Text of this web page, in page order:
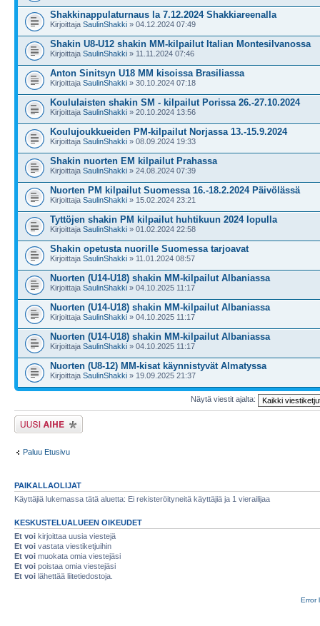
Shakkinappulaturnaus la 7.12.2024 Shakkiareenalla
Kirjoittaja SaulinShakki » 04.12.2024 07:49
Shakin U8-U12 shakin MM-kilpailut Italian Montesilvanossa
Kirjoittaja SaulinShakki » 11.11.2024 07:46
Anton Sinitsyn U18 MM kisoissa Brasiliassa
Kirjoittaja SaulinShakki » 30.10.2024 07:18
Koululaisten shakin SM - kilpailut Porissa 26.-27.10.2024
Kirjoittaja SaulinShakki » 20.10.2024 13:56
Koulujoukkueiden PM-kilpailut Norjassa 13.-15.9.2024
Kirjoittaja SaulinShakki » 08.09.2024 19:33
Shakin nuorten EM kilpailut Prahassa
Kirjoittaja SaulinShakki » 24.08.2024 07:39
Nuorten PM kilpailut Suomessa 16.-18.2.2024 Päivölässä
Kirjoittaja SaulinShakki » 15.02.2024 23:21
Tyttöjen shakin PM kilpailut huhtikuun 2024 lopulla
Kirjoittaja SaulinShakki » 01.02.2024 22:58
Shakin opetusta nuorille Suomessa tarjoavat
Kirjoittaja SaulinShakki » 11.01.2024 08:57
Nuorten (U14-U18) shakin MM-kilpailut Albaniassa
Kirjoittaja SaulinShakki » 04.10.2025 11:17
Nuorten (U14-U18) shakin MM-kilpailut Albaniassa
Kirjoittaja SaulinShakki » 04.10.2025 11:17
Nuorten (U14-U18) shakin MM-kilpailut Albaniassa
Kirjoittaja SaulinShakki » 04.10.2025 11:17
Nuorten (U8-12) MM-kisat käynnistyvät Almatyssa
Kirjoittaja SaulinShakki » 19.09.2025 21:37
Näytä viestit ajalta:
Lähetä uusi viesti
Paluu Etusivu
PAIKALLAOLIJAT
Käyttäjiä lukemassa tätä aluetta: Ei rekisteröityneitä käyttäjiä ja 1 vierailijaa
KESKUSTELUALUEEN OIKEUDET
Et voi kirjoittaa uusia viestejä
Et voi vastata viestiketjuihin
Et voi muokata omia viestejäsi
Et voi poistaa omia viestejäsi
Et voi lähettää liitetiedostoja.
Error